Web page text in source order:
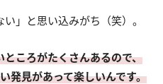
」と思い込みがち（笑）。
ところがたくさんあるので、
発見があって楽しいんです。